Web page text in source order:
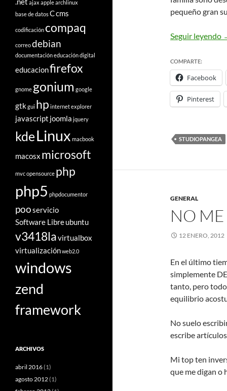
pequeño gran
Seguir leyendo
COMPARTE:
Facebook
Pinterest
STUDIOPANGEA
GENERAL
NO
12 ENERO, 2012
En el último
simplemente
tanto, pero
equilibrio
No suelo
escribe
Mi top ten
que me digan o
ajax applearchlinux
base de datosCcms
codificacióncompaq
correodebian
documentacióneducación digital
educacionfirefox
gnome gonium google
gtkgui hp internet explorer
javascript joomla jquery
kdeLinux macbook
macosx microsoft
mvcopensource php
php5 phpdocumentor
pooservicio
Software Libreubuntu
v3418lavirtualbox
virtualizaciónweb2.0
windows
zend
framework
ARCHIVOS
abril 2016(1)
agosto 2012(1)